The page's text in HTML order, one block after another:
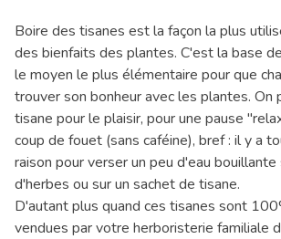
Boire des tisanes est la façon la plus
des bienfaits des plantes. C'est la base
le moyen le plus élémentaire pour que
trouver son bonheur avec les plantes. On
tisane pour le plaisir, pour une pause
coup de fouet (sans caféine), bref : il y a
raison pour verser un peu d'eau
d'herbes ou sur un sachet de tisane.
D'autant plus quand ces tisanes sont
vendues par votre herboristerie familiale